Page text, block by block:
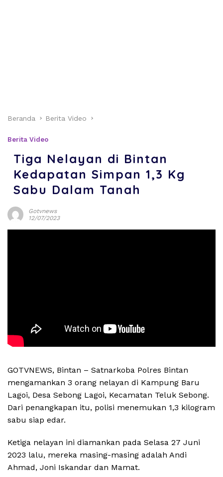
Beranda Berita Video
Berita Video
Tiga Nelayan di Bintan
Kedapatan Simpan 1,3 Kg
Sabu Dalam Tanah
Gotvnews
12/07/2023
GOTVNEWS, Bintan – Satnarkoba Polres Bintan
mengamankan 3 orang nelayan di Kampung Baru
Lagoi, Desa Sebong Lagoi, Kecamatan Teluk Sebong.
Dari penangkapan itu, polisi menemukan 1,3 kilogram
sabu siap edar.
Ketiga nelayan ini diamankan pada Selasa 27 Juni
2023 lalu, mereka masing-masing adalah Andi
Ahmad, Joni Iskandar dan Mamat.